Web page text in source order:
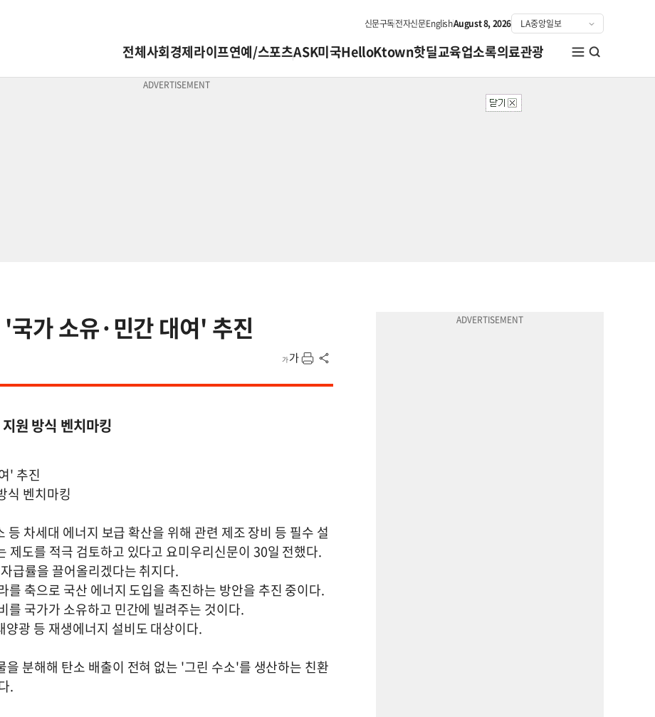
신문구독전자신문EnglishAugust 8, 2026
전체사회경제라이프연예/스포츠ASK미국HelloKtown핫딜교육업소록의료관광
국가 소유·민간 대여' 추진
원 방식 벤치마킹
' 추진
식 벤치마킹
차세대 에너지 보급 확산을 위해 관련 제조 장비 등 필수 설
제도를 적극 검토하고 있다고 요미우리신문이 30일 전했다.
급률을 끌어올리겠다는 취지다.
축으로 국산 에너지 도입을 촉진하는 방안을 추진 중이다.
를 국가가 소유하고 민간에 빌려주는 것이다.
광 등 재생에너지 설비도 대상이다.
분해해 탄소 배출이 전혀 없는 '그린 수소'를 생산하는 친환
.